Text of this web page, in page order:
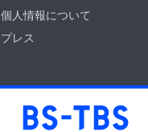
個人情報について
プレス